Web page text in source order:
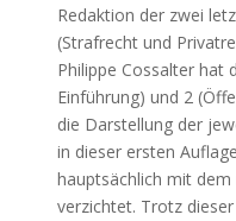
Redaktion der zwei
(Strafrecht und
Philippe Cossalter hat
Einführung) und 2
die Darstellung der
in dieser ersten
hauptsächlich mit
verzichtet. Trotz